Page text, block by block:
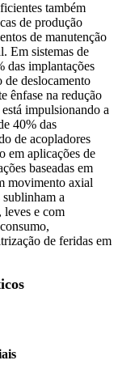
também
de produção
de manutenção
Em sistemas de
das implantações
de deslocamento
ênfase na redução
impulsionando a
40% das
de acopladores
em aplicações de
baseadas em
movimento axial
sublinham a
leves e com
de feridas em